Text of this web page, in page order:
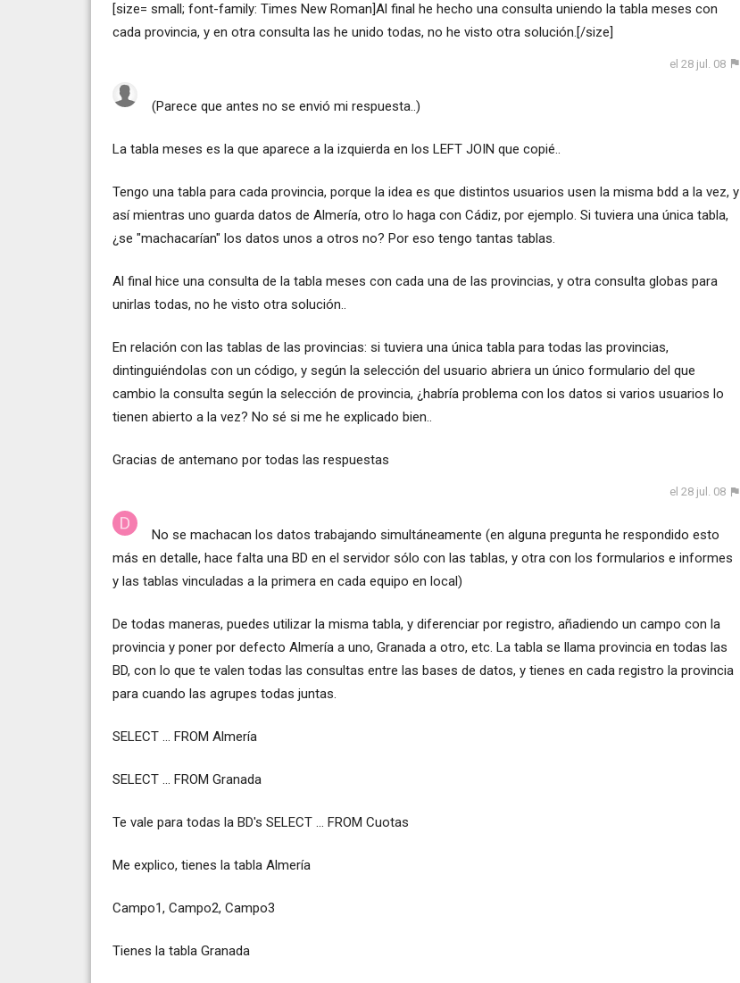
[size= small; font-family: Times New Roman]Al final he hecho una consulta uniendo la tabla meses con
cada provincia, y en otra consulta las he unido todas, no he visto otra solución.[/size]
el 28 jul. 08
(Parece que antes no se envió mi respuesta..)
La tabla meses es la que aparece a la izquierda en los LEFT JOIN que copié..
Tengo una tabla para cada provincia, porque la idea es que distintos usuarios usen la misma bdd a la vez, y
así mientras uno guarda datos de Almería, otro lo haga con Cádiz, por ejemplo. Si tuviera una única tabla,
¿se "machacarían" los datos unos a otros no? Por eso tengo tantas tablas.
Al final hice una consulta de la tabla meses con cada una de las provincias, y otra consulta globas para
unirlas todas, no he visto otra solución..
En relación con las tablas de las provincias: si tuviera una única tabla para todas las provincias,
dintinguiéndolas con un código, y según la selección del usuario abriera un único formulario del que
cambio la consulta según la selección de provincia, ¿habría problema con los datos si varios usuarios lo
tienen abierto a la vez? No sé si me he explicado bien..
Gracias de antemano por todas las respuestas
el 28 jul. 08
No se machacan los datos trabajando simultáneamente (en alguna pregunta he respondido esto
más en detalle, hace falta una BD en el servidor sólo con las tablas, y otra con los formularios e informes
y las tablas vinculadas a la primera en cada equipo en local)
De todas maneras, puedes utilizar la misma tabla, y diferenciar por registro, añadiendo un campo con la
provincia y poner por defecto Almería a uno, Granada a otro, etc. La tabla se llama provincia en todas las
BD, con lo que te valen todas las consultas entre las bases de datos, y tienes en cada registro la provincia
para cuando las agrupes todas juntas.
SELECT ... FROM Almería
SELECT ... FROM Granada
Te vale para todas la BD's SELECT ... FROM Cuotas
Me explico, tienes la tabla Almería
Campo1, Campo2, Campo3
Tienes la tabla Granada